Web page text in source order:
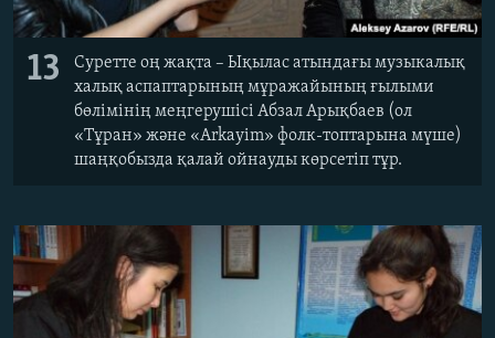
13
Суретте оң жақта – Ықылас атындағы музыкалық
халық аспаптарының мұражайының ғылыми
бөлімінің меңгерушісі Абзал Арықбаев (ол
«Тұран» және «Arkayim» фолк-топтарына мүше)
шаңқобызда қалай ойнауды көрсетіп тұр.